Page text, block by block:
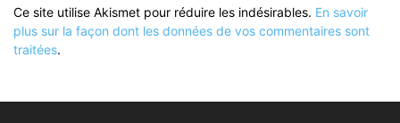
Ce site utilise Akismet pour réduire les indésirables. En savoir
plus sur la façon dont les données de vos commentaires sont
traitées.